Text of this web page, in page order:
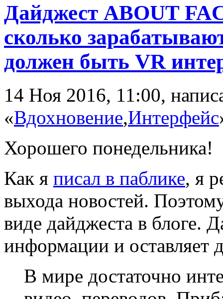
Дайджест ABOUT
сколько
должен быть VR
14 Ноя 2016, 11:00,
«Вдохновение,Интерфейс
Хорошего понедельника!
Как я писал в паблике, я
выхода новостей.
виде дайджеста в блоге.
информации и оставляет
В мире достаточно